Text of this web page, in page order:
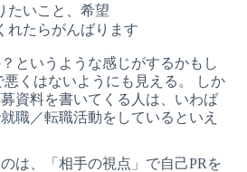
たいこと、希望
れたらがんばります
というような感じがするかもし
悪くはないようにも見える。 しか
資料を書いてくる人は、いわば
職／転職活動をしているといえ
は、「相手の視点」で自己PRを